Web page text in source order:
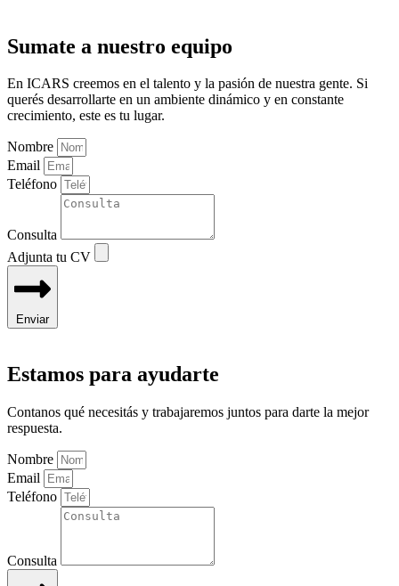
Sumate a nuestro equipo
En ICARS creemos en el talento y la pasión de nuestra gente. Si
querés desarrollarte en un ambiente dinámico y en constante
crecimiento, este es tu lugar.
Nombre
Email
Teléfono
Consulta
Adjunta tu CV
Enviar
Estamos para ayudarte
Contanos qué necesitás y trabajaremos juntos para darte la mejor
respuesta.
Nombre
Email
Teléfono
Consulta